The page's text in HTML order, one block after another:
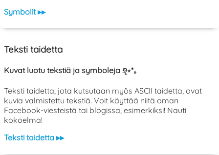
Symbolit ▸▸
Teksti taidetta
Kuvat luotu tekstiä ja symboleja ୭̥⋆*｡
Teksti taidetta, jota kutsutaan myös ASCII taidetta, ovat
kuvia valmistettu tekstiä. Voit käyttää niitä oman
Facebook-viesteistä tai blogissa, esimerkiksi! Nauti
kokoelma!
Teksti taidetta ▸▸